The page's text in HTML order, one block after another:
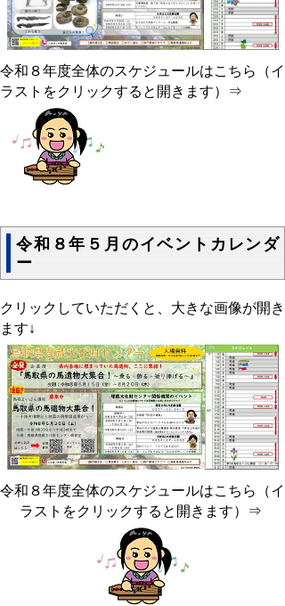
令和８年度全体のスケジュールはこちら（イ
ラストをクリックすると開きます）⇒
令和８年５月のイベントカレンダ
ー
クリックしていただくと、大きな画像が開き
ます↓
令和８年度全体のスケジュールはこちら（イ
ラストをクリックすると開きます）⇒